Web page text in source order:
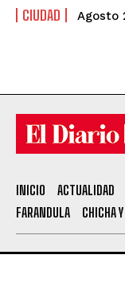
CIUDAD Agosto
INICIO ACTUALIDAD
FARANDULA
CHICHA